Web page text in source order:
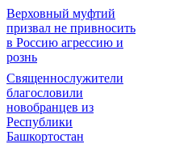
Верховный муфтий
призвал не привносить
в Россию агрессию и
рознь
Священнослужители
благословили
новобранцев из
Республики
Башкортостан